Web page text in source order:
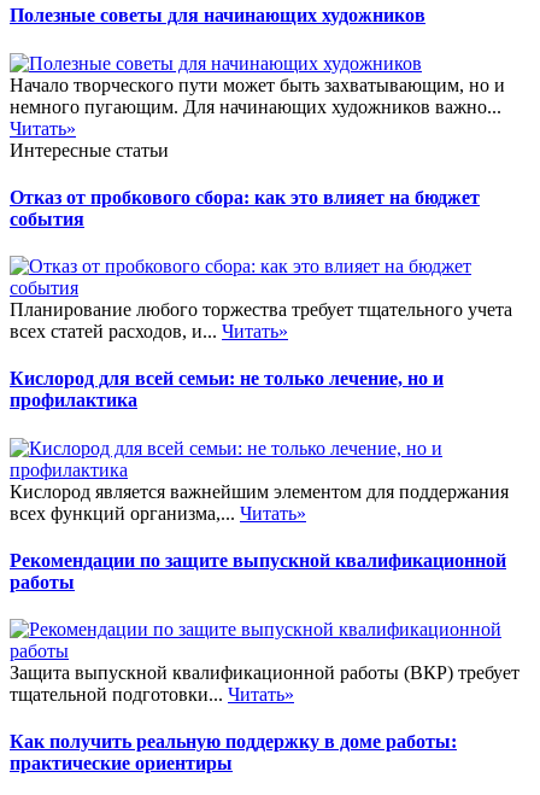
Полезные советы для начинающих художников
Начало творческого пути может быть захватывающим, но и
немного пугающим. Для начинающих художников важно...
Читать»
Интересные статьи
Отказ от пробкового сбора: как это влияет на бюджет
события
Планирование любого торжества требует тщательного учета
всех статей расходов, и... Читать»
Кислород для всей семьи: не только лечение, но и
профилактика
Кислород является важнейшим элементом для поддержания
всех функций организма,... Читать»
Рекомендации по защите выпускной квалификационной
работы
Защита выпускной квалификационной работы (ВКР) требует
тщательной подготовки... Читать»
Как получить реальную поддержку в доме работы:
практические ориентиры